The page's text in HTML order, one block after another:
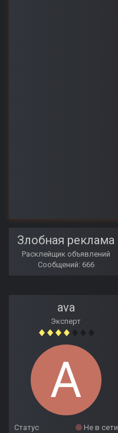
Злобная реклама
Расклейщик объявлений
Сообщений: 666
ava
Эксперт
Статус
Не в сети